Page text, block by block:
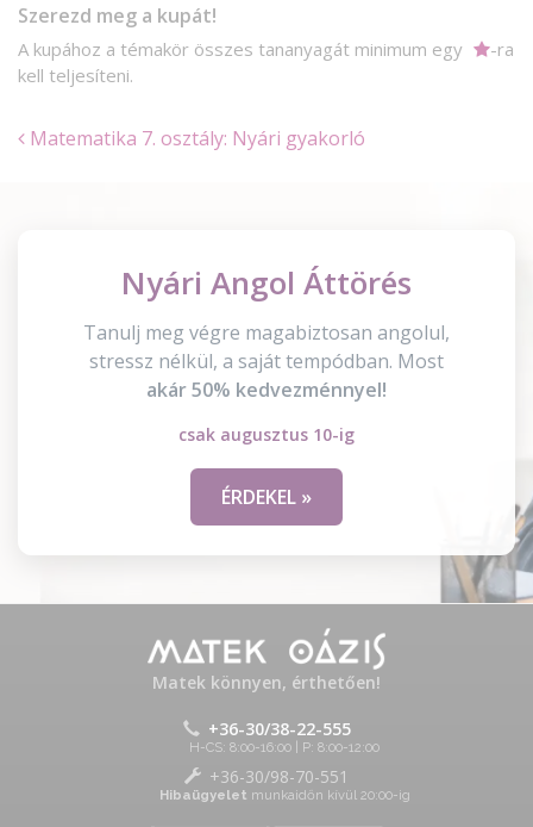
Szerezd meg a kupát!
A kupához a témakör összes tananyagát minimum egy
-ra
kell teljesíteni.
Matematika 7. osztály: Nyári gyakorló
Nyári Angol Áttörés
Tanulj meg végre magabiztosan angolul,
stressz nélkül, a saját tempódban. Most
akár 50% kedvezménnyel!
csak augusztus 10-ig
ÉRDEKEL »
Matek könnyen, érthetően!
+36-30/38-22-555
H-CS: 8:00-16:00 | P: 8:00-12:00
+36-30/98-70-551
Hibaügyelet munkaidőn kívül 20:00-ig